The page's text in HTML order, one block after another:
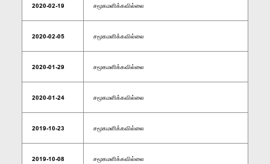
2020-02-19 சமூகமளிக்கவில்லை
2020-02-05 சமூகமளிக்கவில்லை
2020-01-29 சமூகமளிக்கவில்லை
2020-01-24 சமூகமளிக்கவில்லை
2019-10-23 சமூகமளிக்கவில்லை
2019-10-08 சமூகமளிக்கவில்லை